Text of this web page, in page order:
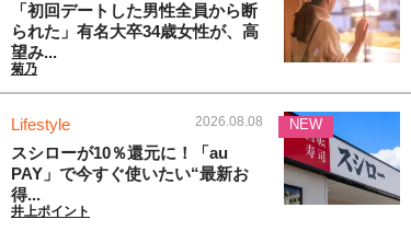
「初回デートした男性全員から断
られた」有名大卒34歳女性が、高
望み...
菊乃
Lifestyle 2026.08.08
スシローが10％還元に！「au
PAY」で今すぐ使いたい“最新お
得...
井上ポイント
NEW